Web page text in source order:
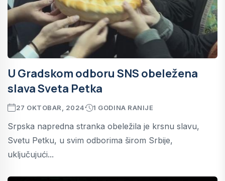
U Gradskom odboru SNS obeležena
slava Sveta Petka
27 OKTOBAR, 2024 1 GODINA RANIJE
Srpska napredna stranka obeležila je krsnu slavu,
Svetu Petku, u svim odborima širom Srbije,
uključujući...